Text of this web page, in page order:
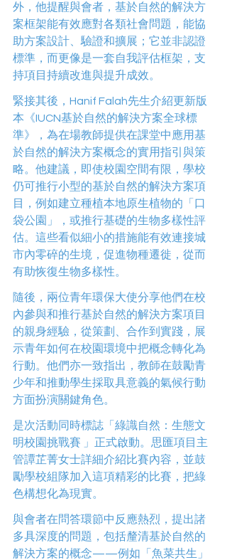
外，他提醒與會者，基於自然的解決方
案框架能有效應對各類社會問題，能協
助方案設計、驗證和擴展；它並非認證
標準，而更像是一套自我評估框架，支
持項目持續改進與提升成效。
緊接其後，Hanif Falah先生介紹更新版
本《IUCN基於自然的解決方案全球標
準》，為在場教師提供在課堂中應用基
於自然的解決方案概念的實用指引與策
略。他建議，即使校園空間有限，學校
仍可推行小型的基於自然的解決方案項
目，例如建立種植本地原生植物的「口
袋公園」，或推行基礎的生物多樣性評
估。這些看似細小的措施能有效連接城
市內零碎的生境，促進物種遷徙，從而
有助恢復生物多樣性。
隨後，兩位青年環保大使分享他們在校
內參與和推行基於自然的解決方案項目
的親身經驗，從策劃、合作到實踐，展
示青年如何在校園環境中把概念轉化為
行動。他們亦一致指出，教師在鼓勵青
少年和推動學生採取具意義的氣候行動
方面扮演關鍵角色。
是次活動同時標誌「綠識自然：生態文
明校園挑戰賽 」正式啟動。思匯項目主
管譚芷菁女士詳細介紹比賽內容，並鼓
勵學校組隊加入這項精彩的比賽，把綠
色構想化為現實。
與會者在問答環節中反應熱烈，提出諸
多具深度的問題，包括釐清基於自然的
解決方案的概念——例如「魚菜共生」